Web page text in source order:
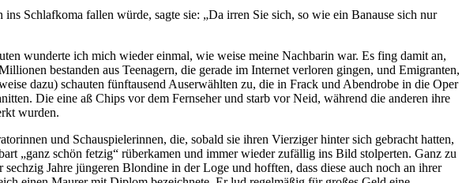
Schlafkoma fallen würde, sagte sie: „Da irren Sie sich, so wie ein Banause sich nur
wunderte ich mich wieder einmal, wie weise meine Nachbarin war. Es fing damit an,
bestanden aus Teenagern, die gerade im Internet verloren gingen, und Emigranten,
dazu) schauten fünftausend Auserwählten zu, die in Frack und Abendrobe in die Oper
Die eine aß Chips vor dem Fernseher und starb vor Neid, während die anderen ihre
wurden.
und Schauspielerinnen, die, sobald sie ihren Vierziger hinter sich gebracht hatten,
„ganz schön fetzig“ rüberkamen und immer wieder zufällig ins Bild stolperten. Ganz zu
sechzig Jahre jüngeren Blondine in der Loge und hofften, dass diese auch noch an ihrer